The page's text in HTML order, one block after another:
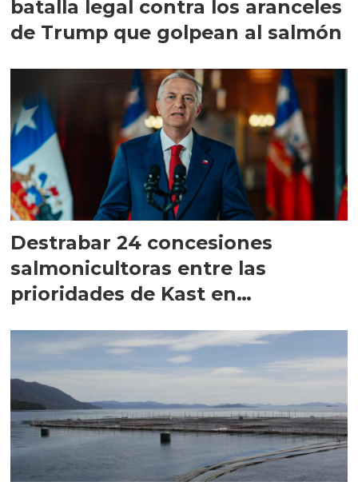
batalla legal contra los aranceles
de Trump que golpean al salmón
Destrabar 24 concesiones
salmonicultoras entre las
prioridades de Kast en